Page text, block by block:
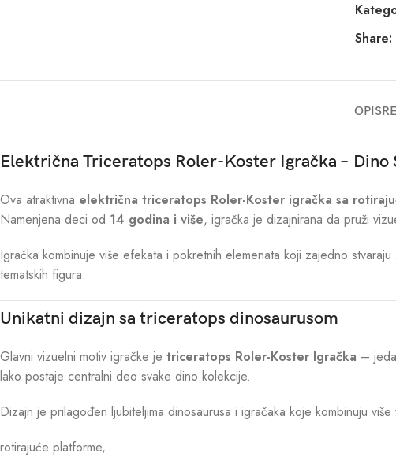
Share:
OPIS
Električna Triceratops Roler-Koster Igračka – Dino
Ova atraktivna električna triceratops Roler-Koster igračka sa
Namenjena deci od 14 godina i više, igračka je dizajnirana da pruži
Igračka kombinuje više efekata i pokretnih elemenata koji zajedno
tematskih figura.
Unikatni dizajn sa triceratops dinosaurusom
Glavni vizuelni motiv igračke je triceratops Roler-Koster Igračka –
lako postaje centralni deo svake dino kolekcije.
Dizajn je prilagođen ljubiteljima dinosaurusa i igračaka koje kombinuju više
rotirajuće platforme,